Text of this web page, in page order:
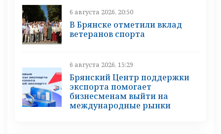
6 августа 2026, 20:50
В Брянске отметили вклад
ветеранов спорта
6 августа 2026, 15:29
Брянский Центр поддержки
экспорта помогает
бизнесменам выйти на
международные рынки